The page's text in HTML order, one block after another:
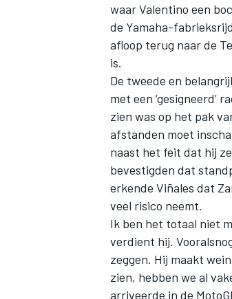
waar Valentino een
de Yamaha-
afloop terug naar de
is.
De tweede en
met een ‘gesigneerd’
zien was op het pak
afstanden moet
naast het feit dat hij
bevestigden dat
erkende Viñales dat
veel risico neemt.
Ik ben het totaal niet
verdient hij.
zeggen. Hij maakt
zien, hebben we al
arriveerde in de